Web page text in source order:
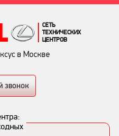
СЕТЬ
ТЕХНИЧЕСКИХ
ЦЕНТРОВ
в Москве
звонок